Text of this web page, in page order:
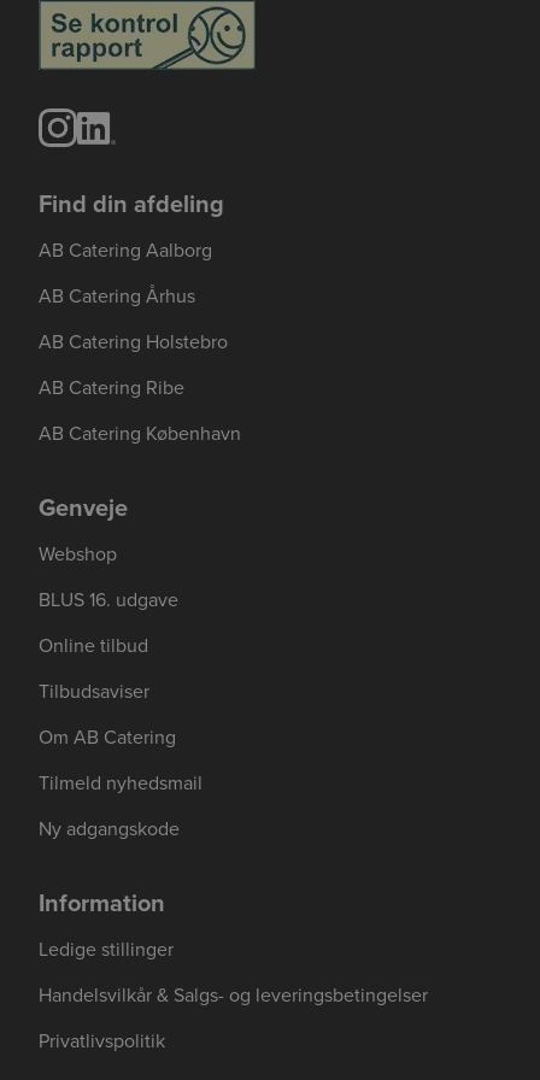
Find din afdeling
AB Catering Aalborg
AB Catering Århus
AB Catering Holstebro
AB Catering Ribe
AB Catering København
Genveje
Webshop
BLUS 16. udgave
Online tilbud
Tilbudsaviser
Om AB Catering
Tilmeld nyhedsmail
Ny adgangskode
Information
Ledige stillinger
Handelsvilkår & Salgs- og leveringsbetingelser
Privatlivspolitik